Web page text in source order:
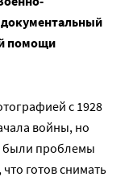
помощи
с 1928
войны, но
были проблемы
готов снимать